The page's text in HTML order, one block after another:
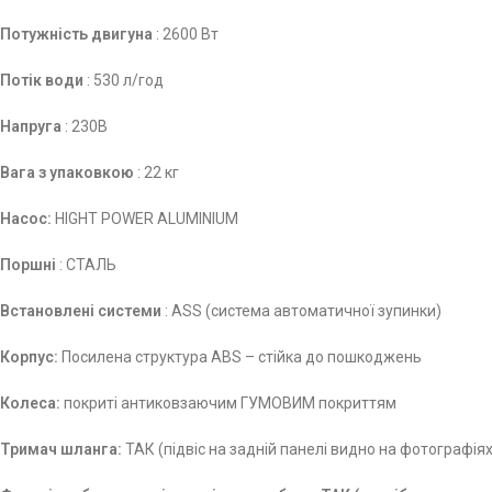
Потужність двигуна : 2600 Вт
Потік води : 530 л/год
Напруга : 230В
Вага з упаковкою : 22 кг
Насос: HIGHT POWER ALUMINIUM
Поршні : СТАЛЬ
Встановлені системи : ASS (система автоматичної зупинки)
Корпус: Посилена структура ABS – стійка до пошкоджень
Колеса: покриті антиковзаючим ГУМОВИМ покриттям
Тримач шланга: ТАК (підвіс на задній панелі видно на